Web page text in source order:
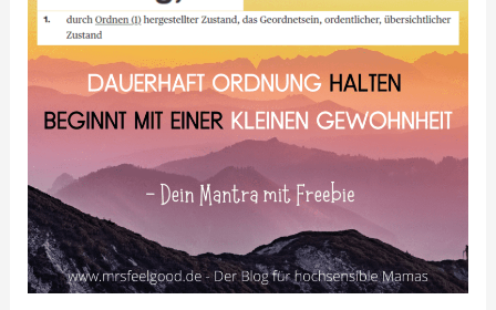
Mantra-
Freebie